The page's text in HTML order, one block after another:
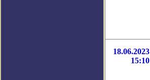
18.06.2023
15:10